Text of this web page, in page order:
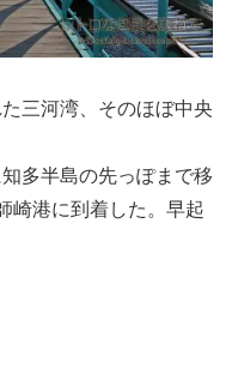
三河湾、そのほぼ中央
多半島の先っぽまで移
崎港に到着した。早起